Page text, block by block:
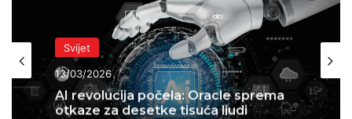
Svijet
13/03/2026
AI revolucija počela: Oracle sprema
otkaze za desetke tisuća ljudi